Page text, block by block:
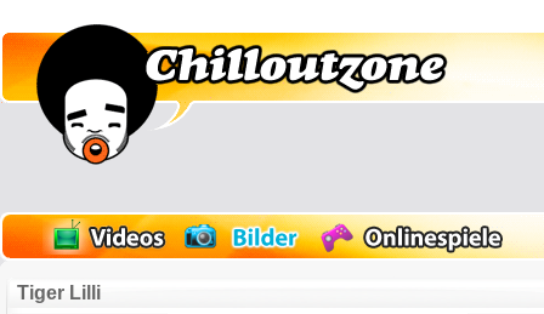
Tiger Lilli